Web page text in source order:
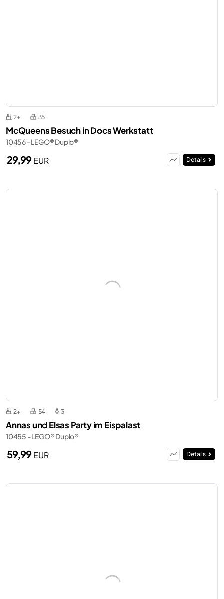
2+ 35
McQueens Besuch in Docs Werkstatt
10456 - LEGO® Duplo®
29,99EUR Details
2+ 54 3
Annas und Elsas Party im Eispalast
10455 - LEGO® Duplo®
59,99EUR Details